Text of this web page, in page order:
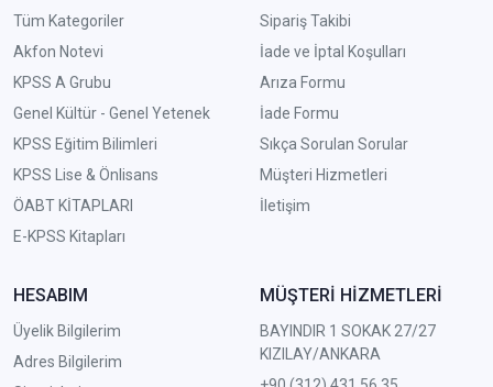
Tüm Kategoriler
Akfon Notevi
KPSS A Grubu
Genel Kültür - Genel Yetenek
KPSS Eğitim Bilimleri
KPSS Lise & Önlisans
ÖABT KİTAPLARI
E-KPSS Kitapları
Sipariş Takibi
İade ve İptal Koşulları
Arıza Formu
İade Formu
Sıkça Sorulan Sorular
Müşteri Hizmetleri
İletişim
HESABIM
Üyelik Bilgilerim
Adres Bilgilerim
MÜŞTERİ HİZMETLERİ
BAYINDIR 1 SOKAK 27/27
KIZILAY/ANKARA